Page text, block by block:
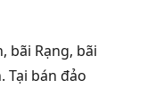
bãi Rạng, bãi
Tại bán đảo